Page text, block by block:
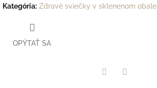
Kategória: Zdravé sviečky v sklenenom obale
OPÝTAŤ SA